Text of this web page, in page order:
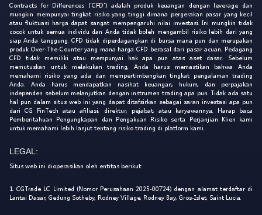
Contracts for Differences ('CFD') adalah produk keuangan dengan leverage dan
mungkin mempunyai tingkat risiko yang tinggi dimana pergerakan pasar yang kecil
atau fluktuasi harga dapat sangat mempengaruhi nilai investasi. Ini mungkin tidak
cocok untuk semua individu dan Anda tidak boleh mengambil risiko lebih dari yang
siap Anda tanggung. CFD tidak diperdagangkan di bursa mana pun dan merupakan
produk Over-The-Counter yang mana harga CFD berasal dari pasar acuan. Pedagang
CFD tidak memiliki atau mempunyai hak apa pun atas aset dasar. Sebelum
memutuskan untuk melakukan trading, Anda harus memastikan bahwa Anda
memahami risiko yang ada dan mempertimbangkan tingkat pengalaman trading
Anda. Anda harus mendapatkan nasihat keuangan, hukum, dan perpajakan
independen sebelum melanjutkan dengan instrumen trading apa pun. Tidak ada satu
hal pun dalam situs web ini yang dapat ditafsirkan sebagai saran investasi apa pun
dari CG FinTech atau afiliasi, direktur, pejabat, atau karyawannya. Harap baca
Pemberitahuan Pengungkapan dan Pengakuan Risiko serta Perjanjian Klien kami
untuk memahami lebih lanjut tentang risiko trading di platform kami.
LEGAL:
Situs web ini dioperasikan oleh entitas berikut:
1. CGTrade LC Limited (Nomor Perusahaan 2025-00724) dengan alamat terdaftar di
Lantai Dasar, Gedung Sotheby, Rodney Village, Rodney Bay, Gros-Islet, Saint Lucia.